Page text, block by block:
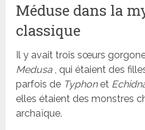
Méduse dans la
classique
Il y avait trois sœurs
Medusa , qui étaient des
parfois de Typhonet
elles étaient des monstres
archaïque.